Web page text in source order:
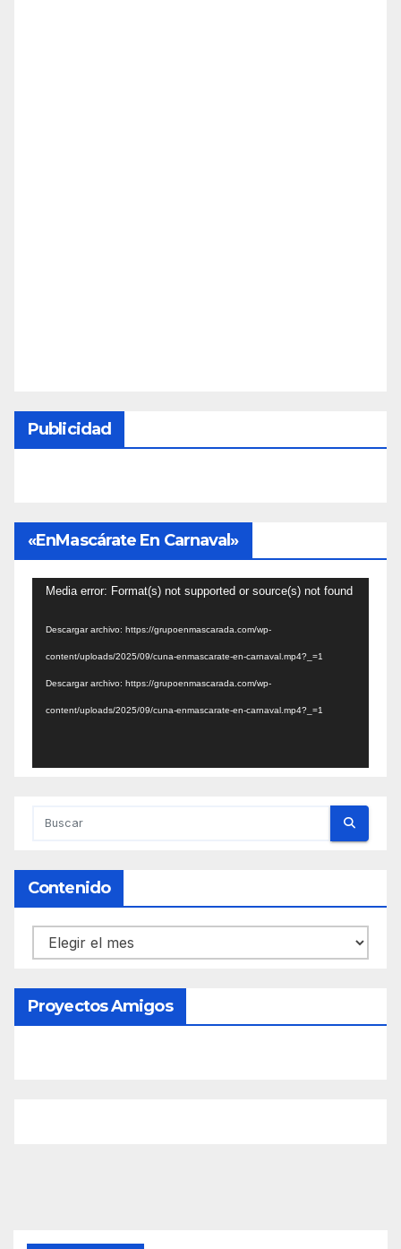
Publicidad
«EnMascárate En Carnaval»
Reproductor
Media error: Format(s) not supported or source(s) not found
Descargar archivo: https://grupoenmascarada.com/wp-
content/uploads/2025/09/cuna-enmascarate-en-carnaval.mp4?_=1
Descargar archivo: https://grupoenmascarada.com/wp-
content/uploads/2025/09/cuna-enmascarate-en-carnaval.mp4?_=1
Contenido
Contenido
Proyectos Amigos